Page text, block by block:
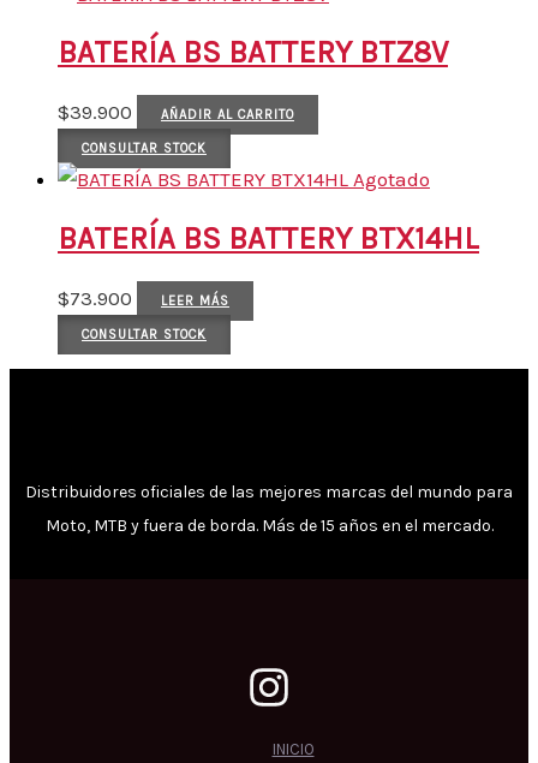
BATERÍA BS BATTERY BTZ8V
$39.900 AÑADIR AL CARRITO
CONSULTAR STOCK
Agotado
BATERÍA BS BATTERY BTX14HL
$73.900 LEER MÁS
CONSULTAR STOCK
Distribuidores oficiales de las mejores marcas del mundo para
Moto, MTB y fuera de borda. Más de 15 años en el mercado.
INICIO